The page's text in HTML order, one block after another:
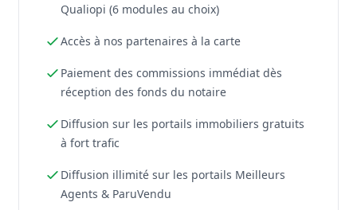
Qualiopi (6 modules au choix)
Accès à nos partenaires à la carte
Paiement des commissions immédiat dès
réception des fonds du notaire
Diffusion sur les portails immobiliers gratuits
à fort trafic
Diffusion illimité sur les portails Meilleurs
Agents & ParuVendu